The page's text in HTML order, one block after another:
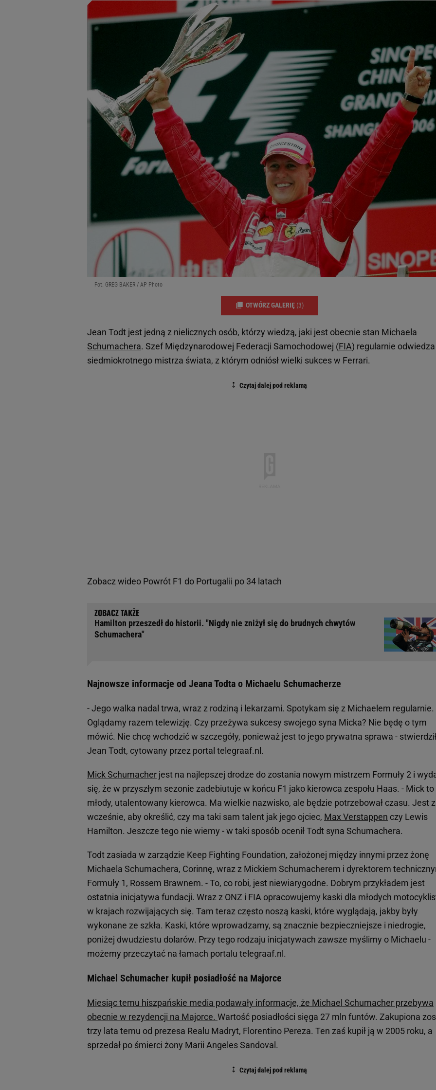
Fot. GREG BAKER / AP Photo
OTWÓRZ GALERIĘ (3)
Jean Todt jest jedną z nielicznych osób, którzy wiedzą, jaki jest obecnie stan Michaela
Schumachera. Szef Międzynarodowej Federacji Samochodowej (FIA) regularnie odwiedza
siedmiokrotnego mistrza świata, z którym odniósł wielki sukces w Ferrari.
Zobacz wideo Powrót F1 do Portugalii po 34 latach
Hamilton przeszedł do historii. "Nigdy nie zniżył się do brudnych chwytów
Schumachera"
Najnowsze informacje od Jeana Todta o Michaelu Schumacherze
- Jego walka nadal trwa, wraz z rodziną i lekarzami. Spotykam się z Michaelem regularnie.
Oglądamy razem telewizję. Czy przeżywa sukcesy swojego syna Micka? Nie będę o tym
mówić. Nie chcę wchodzić w szczegóły, ponieważ jest to jego prywatna sprawa -
Jean Todt, cytowany przez portal telegraaf.nl.
Mick Schumacher jest na najlepszej drodze do zostania nowym mistrzem Formuły 2 i
się, że w przyszłym sezonie zadebiutuje w końcu F1 jako kierowca zespołu Haas. - Mick to
młody, utalentowany kierowca. Ma wielkie nazwisko, ale będzie potrzebował czasu. Jest
wcześnie, aby określić, czy ma taki sam talent jak jego ojciec, Max Verstappen czy Lewis
Hamilton. Jeszcze tego nie wiemy - w taki sposób ocenił Todt syna Schumachera.
Todt zasiada w zarządzie Keep Fighting Foundation, założonej między innymi przez żonę
Michaela Schumachera, Corinnę, wraz z Mickiem Schumacherem i dyrektorem
Formuły 1, Rossem Brawnem. - To, co robi, jest niewiarygodne. Dobrym przykładem jest
ostatnia inicjatywa fundacji. Wraz z ONZ i FIA opracowujemy kaski dla młodych
w krajach rozwijających się. Tam teraz często noszą kaski, które wyglądają, jakby były
wykonane ze szkła. Kaski, które wprowadzamy, są znacznie bezpieczniejsze i niedrogie,
poniżej dwudziestu dolarów. Przy tego rodzaju inicjatywach zawsze myślimy o Michaelu -
możemy przeczytać na łamach portalu telegraaf.nl.
Michael Schumacher kupił posiadłość na Majorce
Miesiąc temu hiszpańskie media podawały informacje, że Michael Schumacher przebywa
obecnie w rezydencji na Majorce. Wartość posiadłości sięga 27 mln funtów. Zakupiona
trzy lata temu od prezesa Realu Madryt, Florentino Pereza. Ten zaś kupił ją w 2005 roku, a
sprzedał po śmierci żony Marii Angeles Sandoval.